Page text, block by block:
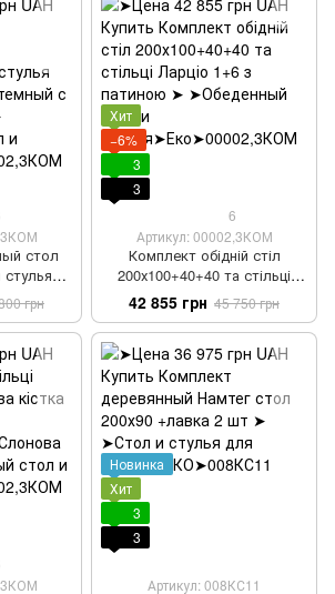
стол
стулья
с
грн
Хит
−6%
3
3
6
Артикул: 00002,3КОМ
Комплект обідній стіл
200х100+40+40 та стільці
Ларціо 1+6 з патиною
42 855 грн 45 750 грн
Новинка
Хит
3
3
Артикул: 008КС11